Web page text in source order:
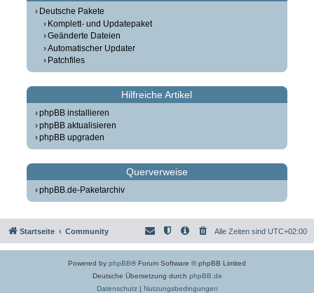
Deutsche Pakete
Komplett- und Updatepaket
Geänderte Dateien
Automatischer Updater
Patchfiles
Hilfreiche Artikel
phpBB installieren
phpBB aktualisieren
phpBB upgraden
Querverweise
phpBB.de-Paketarchiv
Startseite Community Alle Zeiten sind UTC+02:00
Powered by phpBB® Forum Software © phpBB Limited
Deutsche Übersetzung durch phpBB.de
Datenschutz| Nutzungsbedingungen